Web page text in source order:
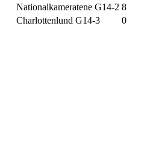
Nationalkameratene G14-2 8
Charlottenlund G14-3
0